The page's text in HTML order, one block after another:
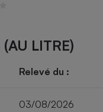
LITRE)
Relevé du :
03/08/2026